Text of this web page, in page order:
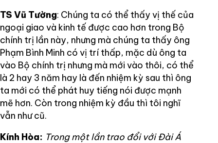
TS Vũ Tường: Chúng ta có thể thấy vị thế của
ngoại giao và kinh tế được cao hơn trong Bộ
chính trị lần này, nhưng mà chúng ta thấy ông
Phạm Bình Minh có vị trí thấp, mặc dù ông ta
vào Bộ chính trị nhưng mà mới vào thôi, có thể
là 2 hay 3 năm hay là đến nhiệm kỳ sau thì ông
ta mới có thể phát huy tiếng nói được mạnh
mẽ hơn. Còn trong nhiệm kỳ đầu thì tôi nghĩ
vẫn như cũ.
Kính Hòa: Trong một lần trao đổi với Đài Á